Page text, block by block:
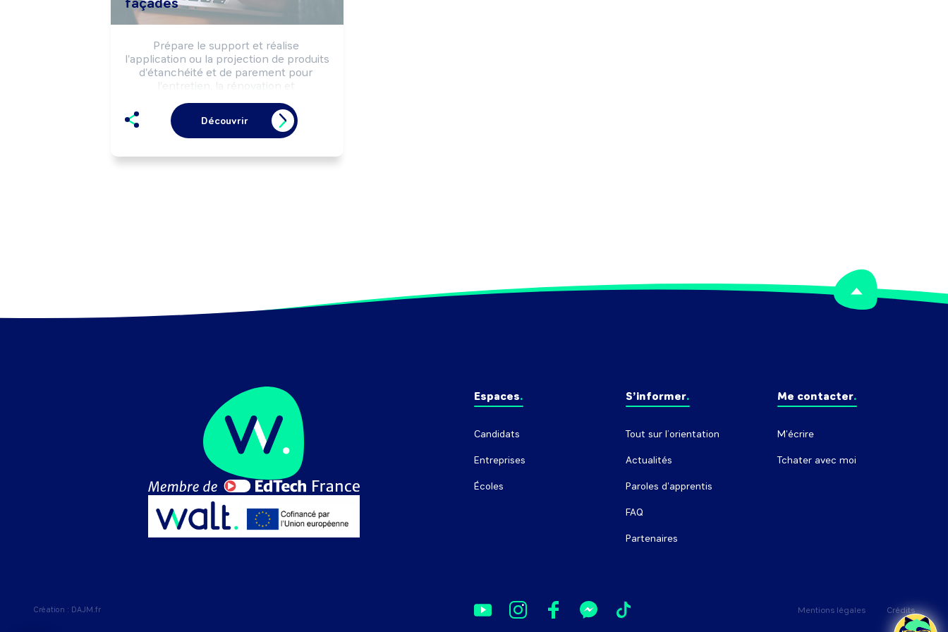
Prépare le support et réalise
l'application ou la projection de produits
d'étanchéité et de parement pour
l'entretien, la rénovation et
terrasses selon les règles de sécurité.
Découvrir
Espaces
Candidats
Entreprises
Écoles
S’informer
Tout sur l’orientation
Actualités
Paroles d'apprentis
FAQ
Partenaires
Me contacter
M'écrire
Tchater avec moi
Création : DAJM.fr Mentions légales Crédits